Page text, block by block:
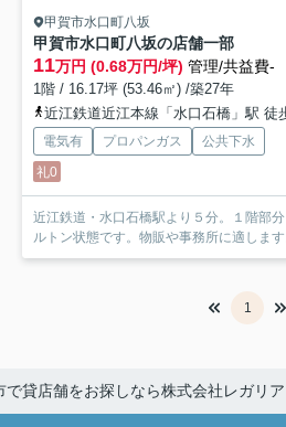
甲賀市水口町八坂
甲賀市水口町八坂の店舗一部
11万円 (0.68万円/坪) 管理/共益費-
1階 / 16.17坪 (53.46㎡) /築27年
近江鉄道近江本線「水口石橋」駅 徒
電気有 プロパンガス
公共下水
礼0
近江鉄道・水口石橋駅より５分。１階部
ルトン状態です。物販や事務所に適します
1
で貸店舗をお探しなら株式会社レガリア